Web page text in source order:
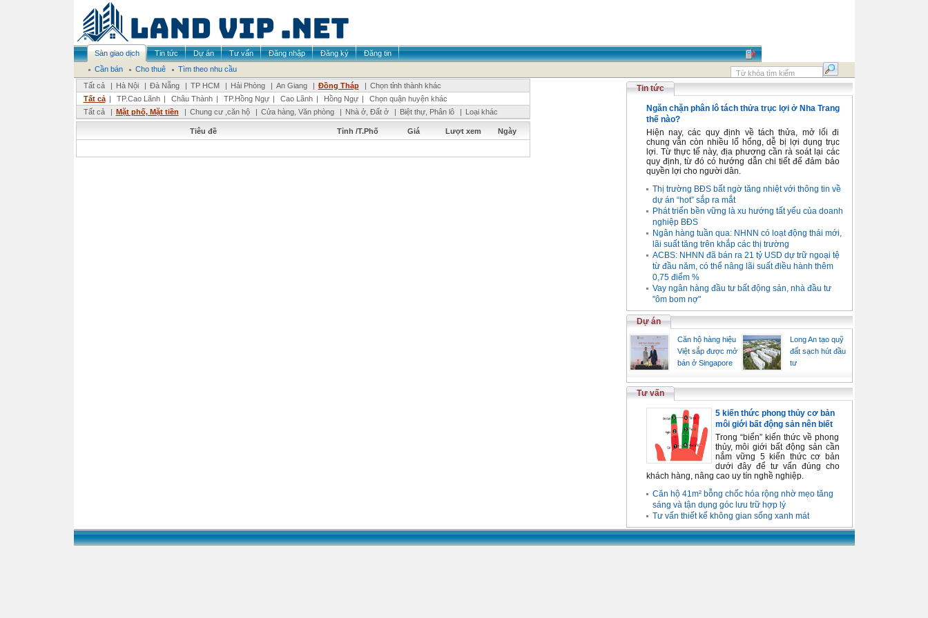
Sàn giao dịch Tin tức Dự án Tư vấn Đăng nhập Đăng ký
Đăng tin
Cần bán
Cho thuê
Tìm theo nhu cầu
Tất cả
| Hà Nội | Đà Nẵng | TP HCM | Hải Phòng | An Giang | Đồng Tháp | Chọn tỉnh thành khác
Tất cả | TP.Cao Lãnh | Châu Thành | TP.Hồng Ngự | Cao Lãnh | Hồng Ngự |
Chọn quận huyện khác
Tất cả
| Mặt phố, Mặt tiền | Chung cư ,căn hộ | Cửa hàng, Văn phòng | Nhà ở, Đất ở | Biệt thự, Phân lô | Loại khác
Tiêu đề Tỉnh /T.Phố Giá Lượt xem Ngày
Tin tức
Ngăn chặn phân lô tách thửa trục lợi ở Nha Trang
thế nào?
Hiện nay, các quy định về tách thửa, mở lối đi
chung vẫn còn nhiều lổ hổng, dễ bị lợi dụng trục
lợi. Từ thực tế này, địa phương cần rà soát lại các
quy định, từ đó có hướng dẫn chi tiết để đảm bảo
quyền lợi cho người dân.
Thị trường BĐS bất ngờ tăng nhiệt với thông tin về
dự án “hot” sắp ra mắt
Phát triển bền vững là xu hướng tất yếu của doanh
nghiệp BĐS
Ngân hàng tuần qua: NHNN có loạt động thái mới,
lãi suất tăng trên khắp các thị trường
ACBS: NHNN đã bán ra 21 tỷ USD dự trữ ngoại tệ
từ đầu năm, có thể nâng lãi suất điều hành thêm
0,75 điểm %
Vay ngân hàng đầu tư bất động sản, nhà đầu tư
"ôm bom nợ"
Dự án
Căn hộ hàng hiệu
Việt sắp được mở
bán ở Singapore
Long An tạo quỹ
đất sạch hút đầu
tư
Tư vấn
5 kiến thức phong thủy cơ bản
môi giới bất động sản nên biết
Trong “biển” kiến thức về phong
thủy, môi giới bất động sản cần
nắm vững 5 kiến thức cơ bản
dưới đây để tư vấn đúng cho
khách hàng, nâng cao uy tín nghề nghiệp.
Căn hộ 41m² bỗng chốc hóa rộng nhờ mẹo tăng
sáng và tận dụng góc lưu trữ hợp lý
Tư vấn thiết kế không gian sống xanh mát